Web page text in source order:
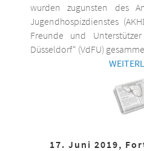
wurden zugunsten des
Jugendhospizdienstes
Freunde und
Düsseldorf“ (VdFU)
17. Juni 2019,